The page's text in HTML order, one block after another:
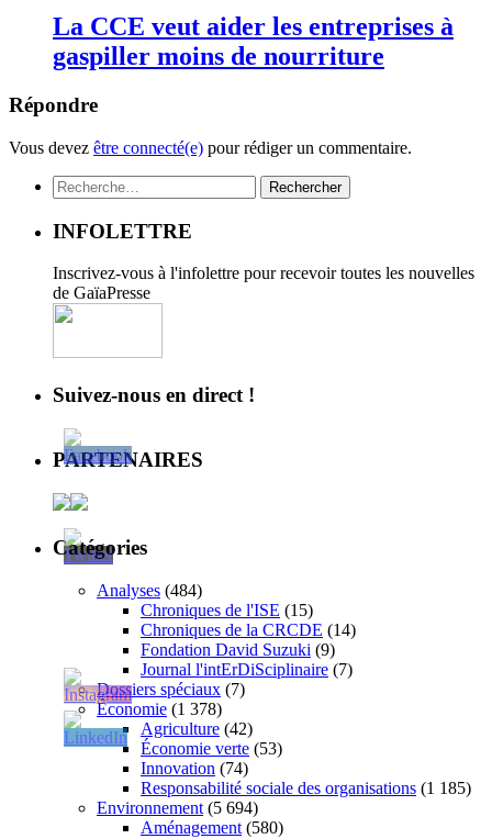
La CCE veut aider les entreprises à
gaspiller moins de nourriture
Répondre
Vous devez être connecté(e) pour rédiger un commentaire.
Rechercher :
INFOLETTRE
Inscrivez-vous à l'infolettre pour recevoir toutes les nouvelles
de GaïaPresse
Suivez-nous en direct !
PARTENAIRES
Catégories
Analyses (484)
Chroniques de l'ISE (15)
Chroniques de la CRCDE (14)
Fondation David Suzuki (9)
Journal l'intErDiSciplinaire (7)
Dossiers spéciaux (7)
Économie (1 378)
Agriculture (42)
Économie verte (53)
Innovation (74)
Responsabilité sociale des organisations (1 185)
Environnement (5 694)
Aménagement (580)